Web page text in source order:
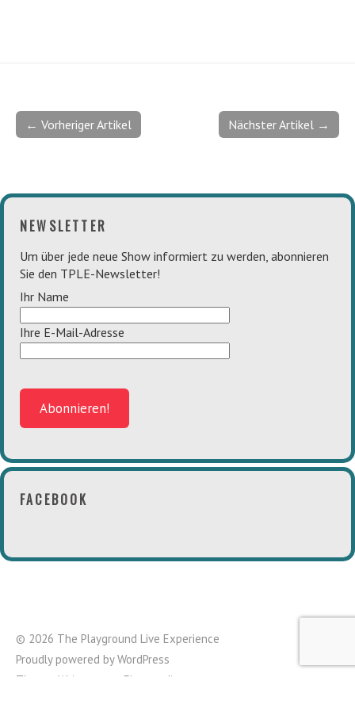
Nächster Artikel →
← Vorheriger Artikel
NEWSLETTER
Um über jede neue Show informiert zu werden, abonnieren
Sie den TPLE-Newsletter!
Ihr Name
Ihre E-Mail-Adresse
FACEBOOK
© 2026 The Playground Live Experience
Proudly powered byWordPress
Theme: Waipoua von Elmastudio